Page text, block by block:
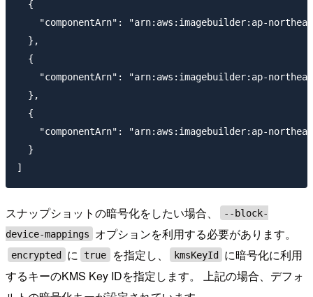
  {
"componentArn": "arn:aws:imagebuilder:ap-
  },
  {
"componentArn": "arn:aws:imagebuilder:ap-
  },
  {
"componentArn": "arn:aws:imagebuilder:ap-
  }
スナップショットの暗号化をしたい場合、
--block-
device-mappings
オプションを利用する必要があります。
encrypted に true を指定し、 kmsKeyId
に暗号化に利用
するキーのKMS Key IDを指定します。 上記の場合、デフォ